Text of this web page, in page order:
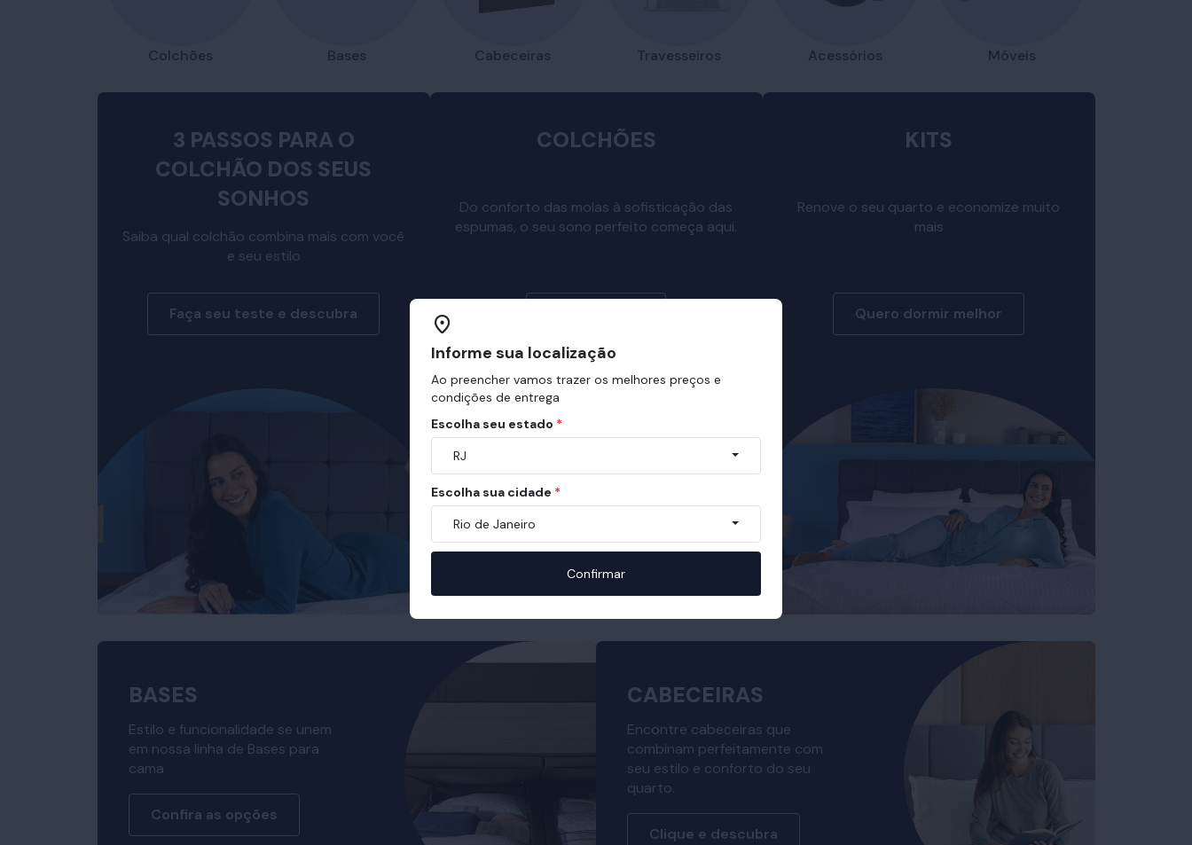
Colchões Bases Cabeceiras Travesseiros Acessórios Móveis
3 PASSOS PARA O
COLCHÃO DOS SEUS
SONHOS
Saiba qual colchão combina mais com você
e seu estilo
Faça seu teste e descubra
COLCHÕES
Do conforto das molas à sofisticação das
espumas, o seu sono perfeito começa aqui.
KITS
Renove o seu quarto e economize muito
mais
Quero dormir melhor
BASES
Estilo e funcionalidade se unem
em nossa linha de Bases para
cama
Confira as opções
CABECEIRAS
Encontre cabeceiras que
combinam perfeitamente com
seu estilo e conforto do seu
quarto.
Clique e descubra
Informe sua localização
Ao preencher vamos trazer os melhores preços e
condições de entrega
Escolha seu estado *
RJ
Escolha sua cidade *
Rio de Janeiro
Confirmar